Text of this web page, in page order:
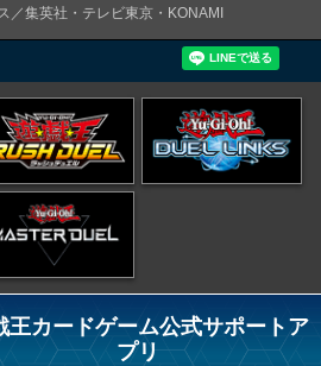
／集英社・テレビ東京・KONAMI
王カードゲーム公式サポートア
プリ